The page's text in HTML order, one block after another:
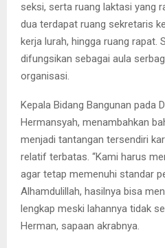
seksi, serta ruang laktasi yang
dua terdapat ruang sekretaris
kerja lurah, hingga ruang rapat.
difungsikan sebagai aula
organisasi.
Kepala Bidang Bangunan pada
Hermansyah, menambahkan
menjadi tantangan tersendiri
relatif terbatas. “Kami harus
agar tetap memenuhi standar
Alhamdulillah, hasilnya bisa
lengkap meski lahannya tidak
Herman, sapaan akrabnya.